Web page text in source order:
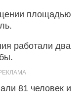
площадью
работали два
81 человек и